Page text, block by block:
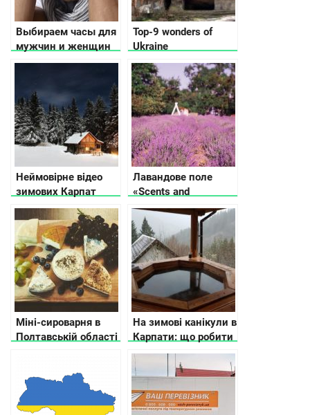
Выбираем часы для
мужчин и женщин
Top-9 wonders of
Ukraine
Неймовірне відео
зимових Карпат
Лавандове поле
«Scents and
Sensations».
Міні-сироварня в
Полтавській області
На зимові канікули в
Карпати: що робити